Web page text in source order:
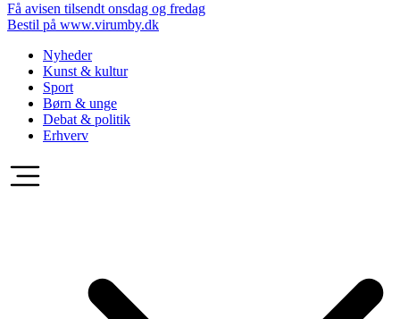
Få avisen tilsendt onsdag og fredag
Bestil på www.virumby.dk
Nyheder
Kunst & kultur
Sport
Børn & unge
Debat & politik
Erhverv